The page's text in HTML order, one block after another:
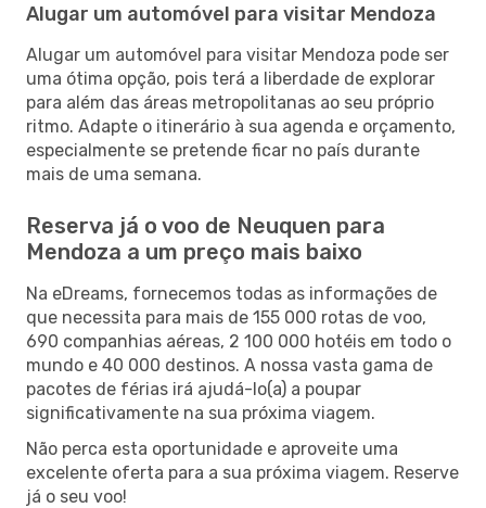
Alugar um automóvel para visitar Mendoza
Alugar um automóvel para visitar Mendoza pode ser
uma ótima opção, pois terá a liberdade de explorar
para além das áreas metropolitanas ao seu próprio
ritmo. Adapte o itinerário à sua agenda e orçamento,
especialmente se pretende ficar no país durante
mais de uma semana.
Reserva já o voo de Neuquen para
Mendoza a um preço mais baixo
Na eDreams, fornecemos todas as informações de
que necessita para mais de 155 000 rotas de voo,
690 companhias aéreas, 2 100 000 hotéis em todo o
mundo e 40 000 destinos. A nossa vasta gama de
pacotes de férias irá ajudá-lo(a) a poupar
significativamente na sua próxima viagem.
Não perca esta oportunidade e aproveite uma
excelente oferta para a sua próxima viagem. Reserve
já o seu voo!